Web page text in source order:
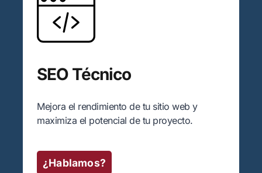
SEO Técnico
Mejora el rendimiento de tu sitio web y
maximiza el potencial de tu proyecto.
¿Hablamos?